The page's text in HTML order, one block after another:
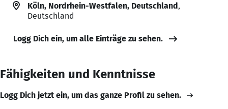
Köln, Nordrhein-Westfalen, Deutschland,
Deutschland
Logg Dich ein, um alle Einträge zu sehen.
Fähigkeiten und Kenntnisse
Logg Dich jetzt ein, um das ganze Profil zu sehen.